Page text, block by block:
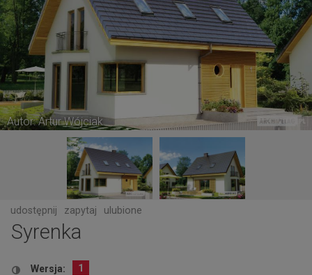
Autor: Artur Wójciak
udostępnij zapytaj ulubione
Syrenka
Wersja: 1